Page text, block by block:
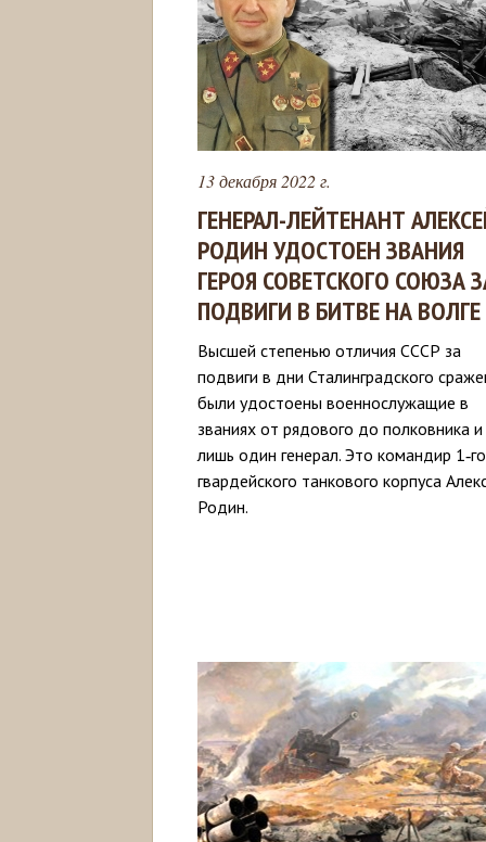
13 декабря 2022 г.
ГЕНЕРАЛ-ЛЕЙТЕНАНТ
РОДИН УДОСТОЕН ЗВАНИЯ
ГЕРОЯ СОВЕТСКОГО СОЮЗА
ПОДВИГИ В БИТВЕ НА ВОЛГЕ
Высшей степенью отличия СССР за
подвиги в дни Сталинградского
были удостоены военнослужащие в
званиях от рядового до полковника и
лишь один генерал. Это командир 1‑го
гвардейского танкового корпуса
Родин.